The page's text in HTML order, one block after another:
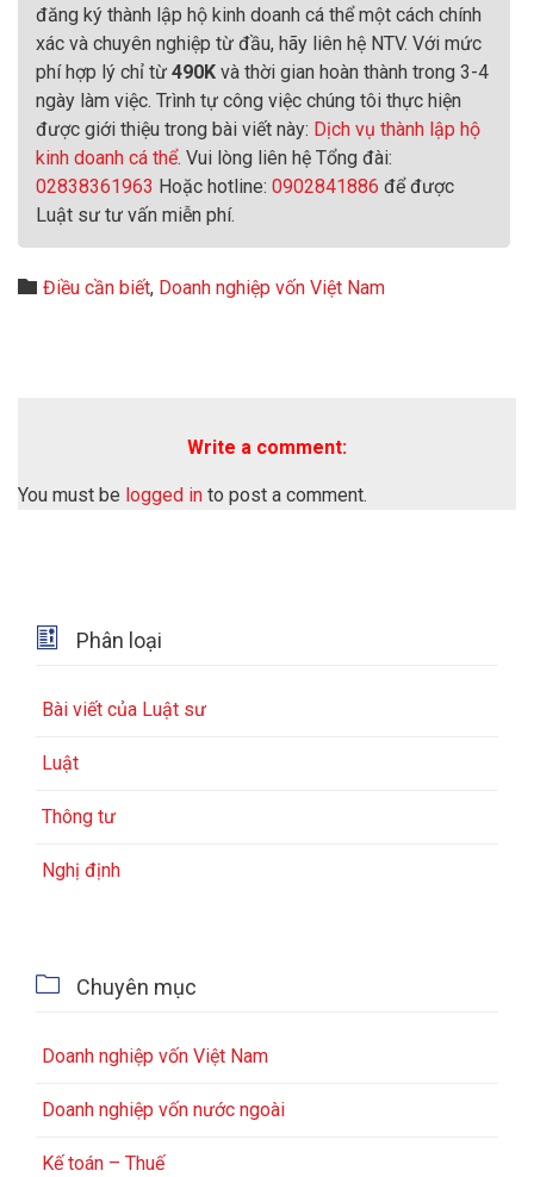
đăng ký thành lập hộ kinh doanh cá thể một cách chính
xác và chuyên nghiệp từ đầu, hãy liên hệ NTV. Với mức
phí hợp lý chỉ từ 490K và thời gian hoàn thành trong 3-4
ngày làm việc. Trình tự công việc chúng tôi thực hiện
được giới thiệu trong bài viết này: Dịch vụ thành lập hộ
kinh doanh cá thể. Vui lòng liên hệ Tổng đài:
02838361963 Hoặc hotline: 0902841886 để được
Luật sư tư vấn miễn phí.
 Category
Điều cần biết, Doanh nghiệp vốn Việt Nam
Write a comment:
You must be logged in to post a comment.
 Phân loại
Bài viết của Luật sư
Luật
Thông tư
Nghị định
 Chuyên mục
Doanh nghiệp vốn Việt Nam
Doanh nghiệp vốn nước ngoài
Kế toán – Thuế